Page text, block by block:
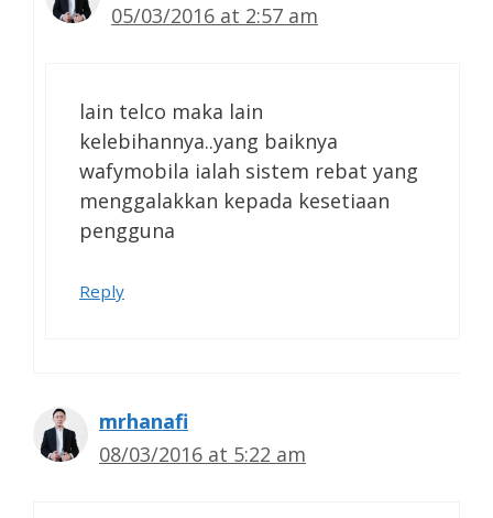
05/03/2016 at 2:57 am
lain telco maka lain
kelebihannya..yang baiknya
wafymobila ialah sistem rebat yang
menggalakkan kepada kesetiaan
pengguna
Reply
mrhanafi
08/03/2016 at 5:22 am